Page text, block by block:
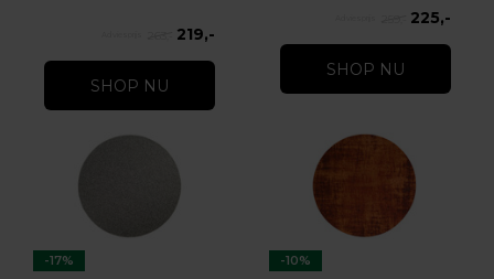
219,-
SHOP NU
225,-
SHOP NU
-17% -10%